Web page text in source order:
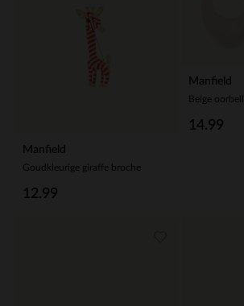
Manfield
Goudkleurige giraffe broche
12.99
Manfield
14.99